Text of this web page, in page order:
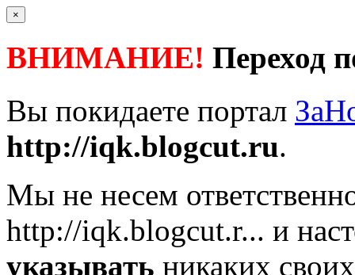
×
ВНИМАНИЕ! Переход
Вы покидаете портал
http://iqk.blogcut.ru.
Мы не несем
http://iqk.blogcut.r... и
указывать никаких